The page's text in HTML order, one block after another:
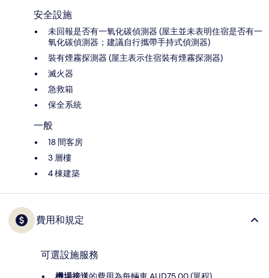
安全設施
未回報是否有一氧化碳偵測器 (屋主並未表明住宿是否有一
氧化碳偵測器；建議自行攜帶手持式偵測器)
裝有煙霧探測器 (屋主表示住宿裝有煙霧探測器)
滅火器
急救箱
保全系統
一般
18 間客房
3 層樓
4 棟建築
費用和規定
可選設施服務